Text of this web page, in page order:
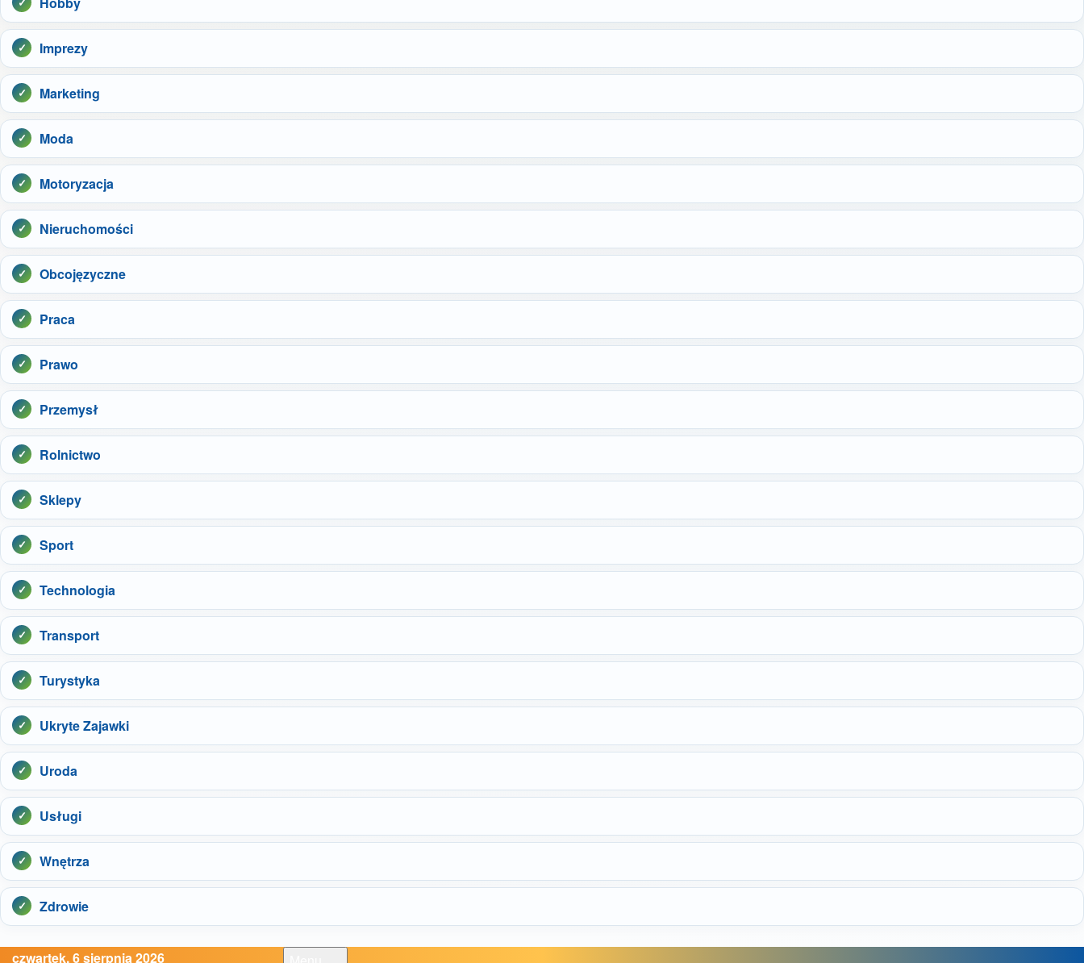
Imprezy
Marketing
Moda
Motoryzacja
Nieruchomości
Obcojęzyczne
Praca
Prawo
Przemysł
Rolnictwo
Sklepy
Sport
Technologia
Transport
Turystyka
Ukryte Zajawki
Uroda
Usługi
Wnętrza
Zdrowie
czwartek, 6 sierpnia 2026